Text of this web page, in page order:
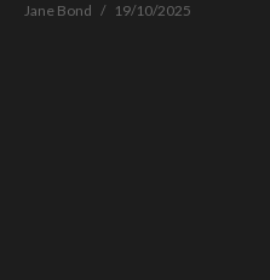
Jane Bond 19/10/2025